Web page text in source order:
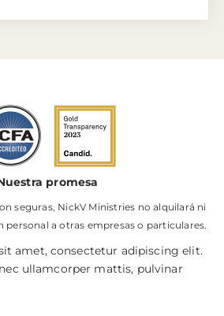
promesa
seguras, NickV Ministries no alquilará ni
personal a otras empresas o particulares.
amet, consectetur adipiscing elit.
ullamcorper mattis, pulvinar